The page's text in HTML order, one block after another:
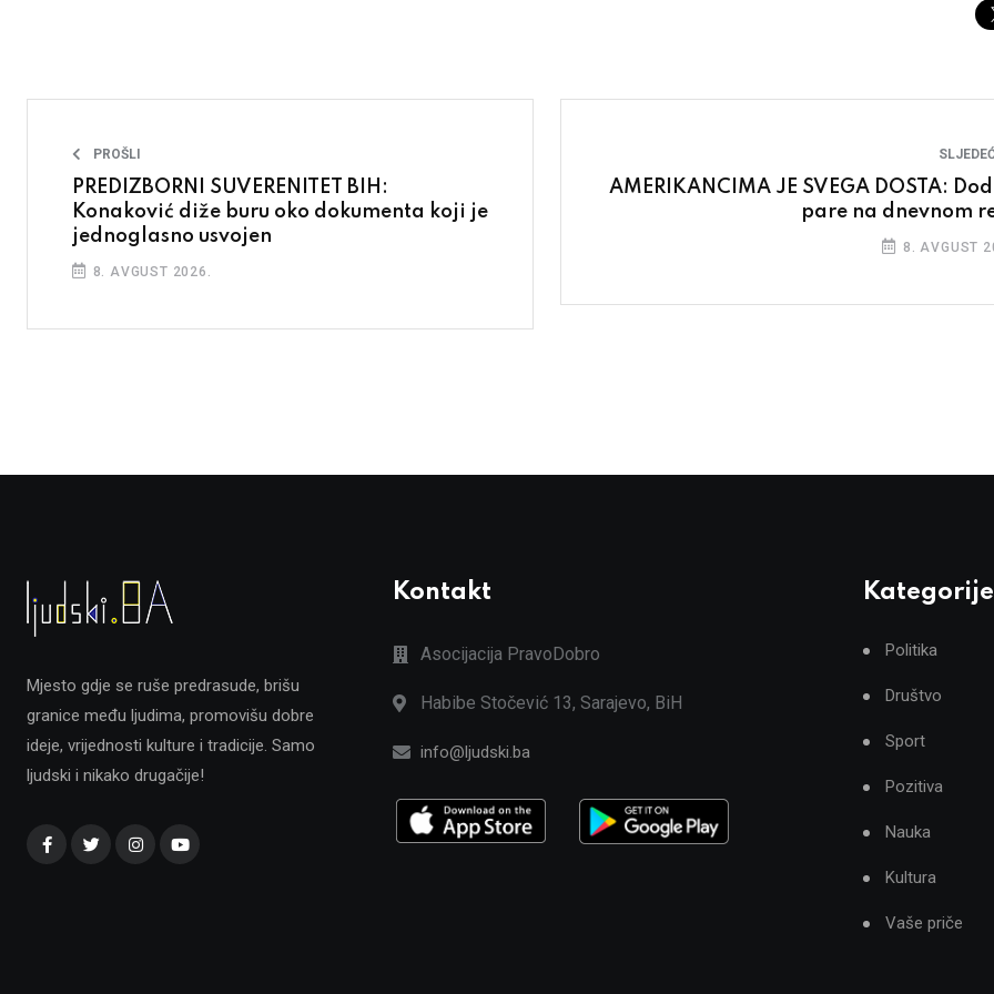
PROŠLI
PREDIZBORNI SUVERENITET BIH:
Konaković diže buru oko dokumenta koji je
jednoglasno usvojen
8. AVGUST 2026.
AMERIKANCIMA JE SVEGA DOSTA:
pare na dnevnom
8. AVGUST
Mjesto gdje se ruše predrasude, brišu
granice među ljudima, promovišu dobre
ideje, vrijednosti kulture i tradicije. Samo
ljudski i nikako drugačije!
Kontakt
Asocijacija PravoDobro
Habibe Stočević 13, Sarajevo, BiH
info@ljudski.ba
Kategorije
Politika
Društvo
Sport
Pozitiva
Nauka
Kultura
Vaše priče